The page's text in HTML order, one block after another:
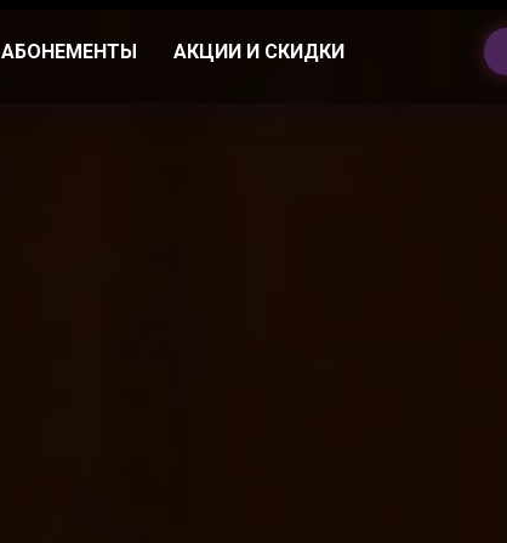
АБОНЕМЕНТЫ АКЦИИ И СКИДКИ